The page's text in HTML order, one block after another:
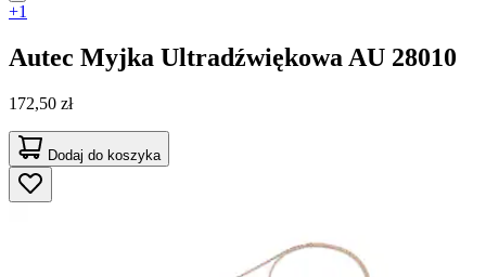
+1
Autec Myjka Ultradźwiękowa AU 28010
172,50 zł
Dodaj do koszyka